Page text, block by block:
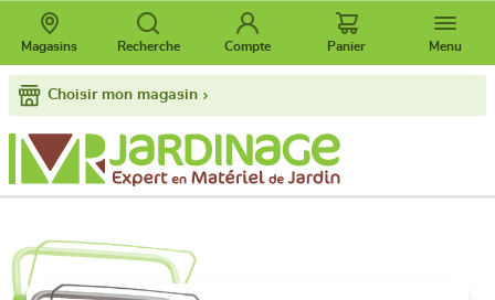
Choisir mon magasin
Magasins Recherche Compte Panier Menu